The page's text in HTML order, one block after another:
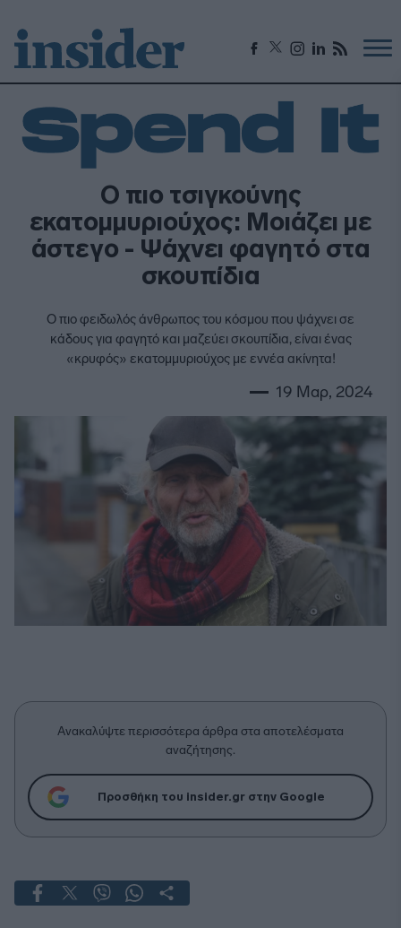
Ο πιο τσιγκούνης
εκατομμυριούχος: Μοιάζει με
άστεγο - Ψάχνει φαγητό στα
σκουπίδια
Ο πιο φειδωλός άνθρωπος του κόσμου που ψάχνει σε
κάδους για φαγητό και μαζεύει σκουπίδια, είναι ένας
«κρυφός» εκατομμυριούχος με εννέα ακίνητα!
19 Μαρ, 2024
Ανακαλύψτε περισσότερα άρθρα στα αποτελέσματα
αναζήτησης.
Προσθήκη του insider.gr στην Google